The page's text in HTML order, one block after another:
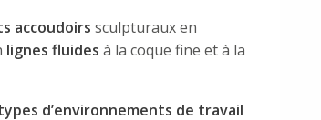
accoudoirs sculpturaux en
lignes fluides à la coque fine et à la
d’environnements de travail